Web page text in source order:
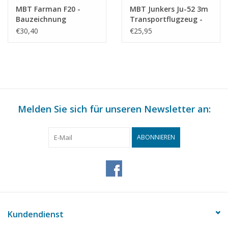
MBT Farman F20 -
Bauzeichnung
Maßstab 1 : 20
€30,40
MBT Junkers Ju-52 3m
Transportflugzeug -
Bauzeichnung
€25,95
Melden Sie sich für unseren Newsletter an:
ABONNIEREN
Kundendienst